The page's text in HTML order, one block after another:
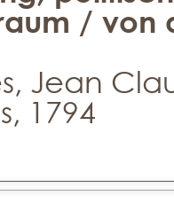
/ von
Jean
1794